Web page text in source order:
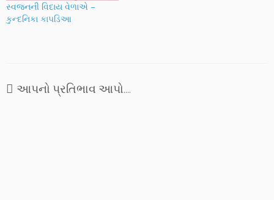
સ્વજનની વિદાય વેળાએ –
કુન્દનિકા કાપડિઆ
આપનો પ્રતિભાવ આપો....